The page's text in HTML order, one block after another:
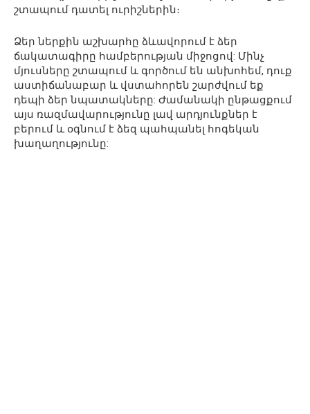
շտապում դատել ուրիշներին։
Ձեր ներքին աշխարհը ձևավորում է ձեր
ճակատագիրը համբերության միջոցով: Մինչ
մյուսները շտապում և գործում են անխոհեմ, դուք
աստիճանաբար և վստահորեն շարժվում եք
դեպի ձեր նպատակները: Ժամանակի ընթացքում
այս ռազմավարությունը լավ արդյունքներ է
բերում և օգնում է ձեզ պահպանել հոգեկան
խաղաղությունը: